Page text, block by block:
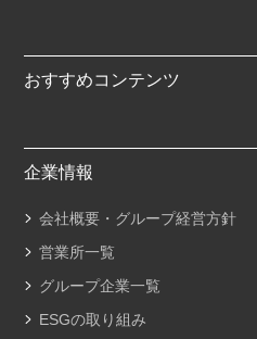
おすすめコンテンツ
企業情報
会社概要・グループ経営方針
営業所一覧
グループ企業一覧
ESGの取り組み